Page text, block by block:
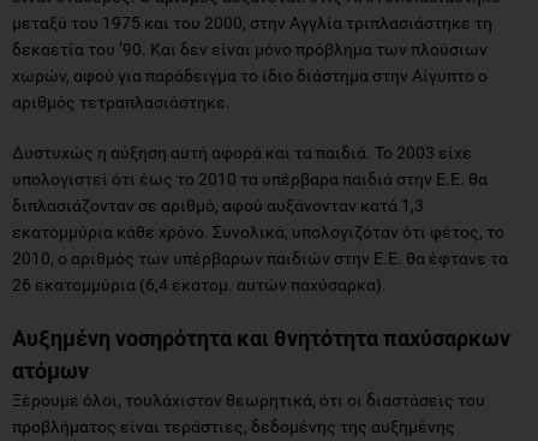
μεταξύ του 1975 και του 2000, στην Αγγλία τριπλασιάστηκε τη
δεκαετία του ’90. Και δεν είναι μόνο πρόβλημα των πλούσιων
χωρών, αφού για παράδειγμα το ίδιο διάστημα στην Αίγυπτο ο
αριθμός τετραπλασιάστηκε.
Δυστυχώς η αύξηση αυτή αφορά και τα παιδιά. Το 2003 είχε
υπολογιστεί ότι έως το 2010 τα υπέρβαρα παιδιά στην Ε.Ε. θα
διπλασιάζονταν σε αριθμό, αφού αυξάνονταν κατά 1,3
εκατομμύρια κάθε χρόνο. Συνολικά, υπολογιζόταν ότι φέτος, το
2010, ο αριθμός των υπέρβαρων παιδιών στην Ε.Ε. θα έφτανε τα
26 εκατομμύρια (6,4 εκατομ. αυτών παχύσαρκα).
Αυξημένη νοσηρότητα και θνητότητα παχύσαρκων
ατόμων
Ξέρουμε όλοι, τουλάχιστον θεωρητικά, ότι οι διαστάσεις του
προβλήματος είναι τεράστιες, δεδομένης της αυξημένης